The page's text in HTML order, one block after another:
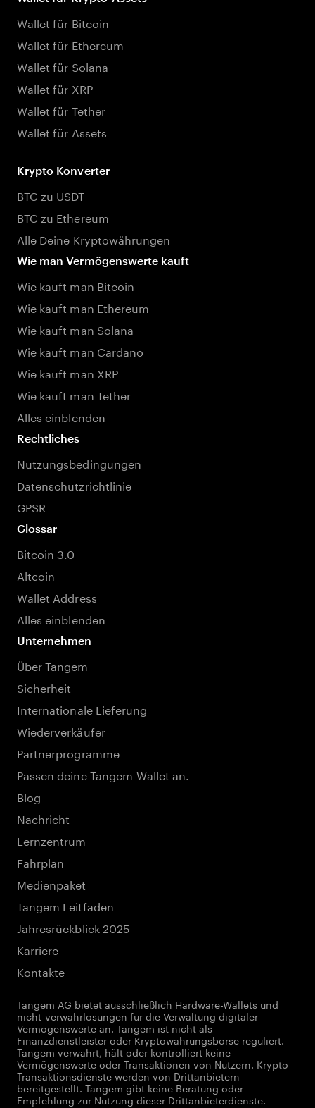
Wallet für Bitcoin
Wallet für Ethereum
Wallet für Solana
Wallet für XRP
Wallet für Tether
Wallet für Assets
Krypto Konverter
BTC zu USDT
BTC zu Ethereum
Alle Deine Kryptowährungen
Wie man Vermögenswerte kauft
Wie kauft man Bitcoin
Wie kauft man Ethereum
Wie kauft man Solana
Wie kauft man Cardano
Wie kauft man XRP
Wie kauft man Tether
Alles einblenden
Rechtliches
Nutzungsbedingungen
Datenschutzrichtlinie
GPSR
Glossar
Bitcoin 3.0
Altcoin
Wallet Address
Alles einblenden
Unternehmen
Über Tangem
Sicherheit
Internationale Lieferung
Wiederverkäufer
Partnerprogramme
Passen deine Tangem-Wallet an.
Blog
Nachricht
Lernzentrum
Fahrplan
Medienpaket
Tangem Leitfaden
Jahresrückblick 2025
Karriere
Kontakte
Tangem AG bietet ausschließlich Hardware-Wallets und
nicht-verwahrlösungen für die Verwaltung digitaler
Vermögenswerte an. Tangem ist nicht als
Finanzdienstleister oder Kryptowährungsbörse reguliert.
Tangem verwahrt, hält oder kontrolliert keine
Vermögenswerte oder Transaktionen von Nutzern. Krypto-
Transaktionsdienste werden von Drittanbietern
bereitgestellt. Tangem gibt keine Beratung oder
Empfehlung zur Nutzung dieser Drittanbieterdienste.